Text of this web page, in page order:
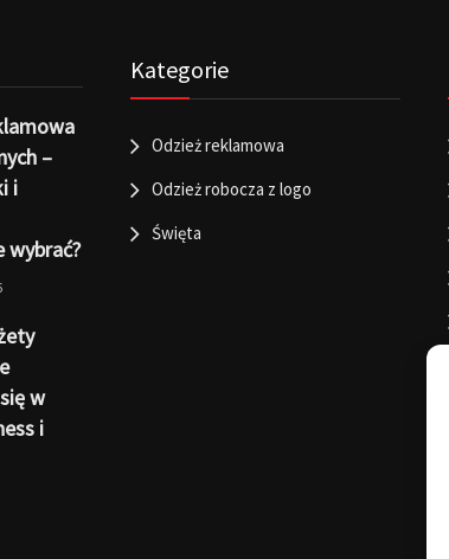
–
i
wybrać?
w
i
Kategorie
Odzież reklamowa
Odzież robocza z logo
Święta